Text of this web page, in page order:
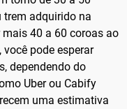
trem adquirido na
40 a 60 coroas ao
pode esperar
dependendo do
Uber ou Cabify
uma estimativa